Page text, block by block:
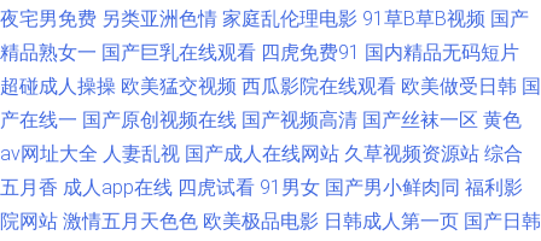
视频 超碰超碰超碰欧美 免费黄色三区 91社久久 久久五月天 国产精品免费99
欧美区28p 肏屄五月天 男人WWW天堂COM 淫网综合 www91n国产 另类
爱AV 天美传媒A片 91色小孩导航 久草成人免费电影网 91AV狼友社 AY视频
夜宅男免费 另类亚洲色情 家庭乱伦理电影 91草B草B视频 国产
精品熟女一 国产巨乳在线观看 四虎免费91 国内精品无码短片
超碰成人操操 欧美猛交视频 西瓜影院在线观看 欧美做受日韩 国
产在线一 国产原创视频在线 国产视频高清 国产丝袜一区 黄色
av网址大全 人妻乱视 国产成人在线网站 久草视频资源站 综合
五月香 成人app在线 四虎试看 91男女 国产男小鲜肉同 福利影
院网站 激情五月天色色 欧美极品电影 日韩成人第一页 国产日韩